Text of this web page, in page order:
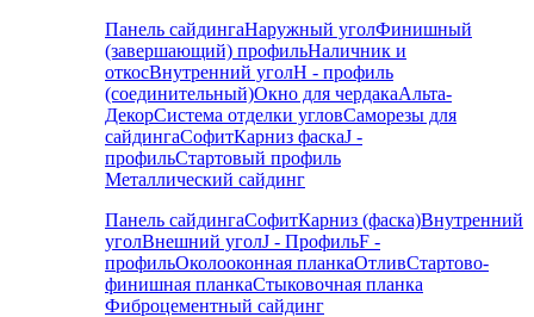
Панель сайдингаНаружный уголФинишный
(завершающий) профильНаличник и
откосВнутренний уголH - профиль
(соединительный)Окно для чердакаАльта-
ДекорСистема отделки угловСаморезы для
сайдингаСофитКарниз фаскаJ -
профильСтартовый профиль
Металлический сайдинг
Панель сайдингаСофитКарниз (фаска)Внутренний
уголВнешний уголJ - ПрофильF -
профильОколооконная планкаОтливСтартово-
финишная планкаСтыковочная планка
Фиброцементный сайдинг